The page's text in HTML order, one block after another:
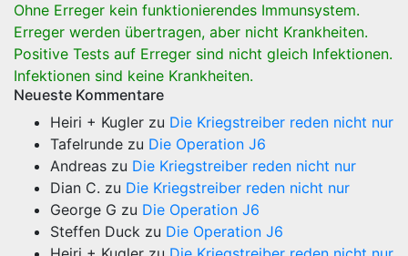
Ohne Erreger kein funktionierendes Immunsystem.
Erreger werden übertragen, aber nicht Krankheiten.
Positive Tests auf Erreger sind nicht gleich Infektionen.
Infektionen sind keine Krankheiten.
Neueste Kommentare
Heiri + Kugler zu Die Kriegstreiber reden nicht nur
Tafelrunde zu Die Operation J6
Andreas zu Die Kriegstreiber reden nicht nur
Dian C. zu Die Kriegstreiber reden nicht nur
George G zu Die Operation J6
Steffen Duck zu Die Operation J6